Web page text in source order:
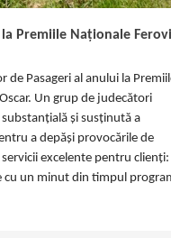
Premiile Naționale
Pasageri al anului la
Un grup de judecători
și susținută a
a depăși provocările de
excelente pentru clienți:
cu un minut din timpul